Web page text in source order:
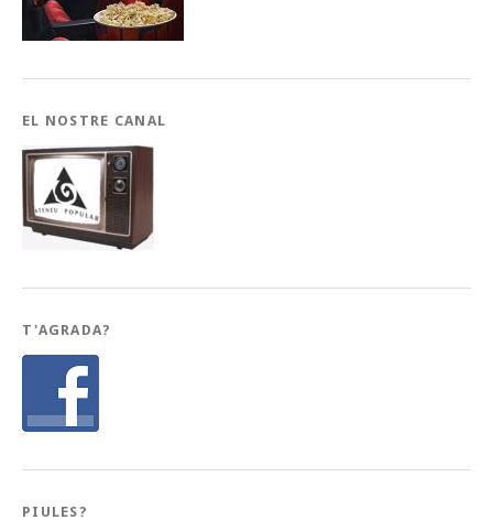
EL NOSTRE CANAL
T'AGRADA?
PIULES?